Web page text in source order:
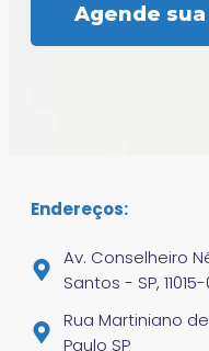
Agende
Endereços:
Av. Conselheiro
Santos - SP,
Rua Martiniano
Paulo SP